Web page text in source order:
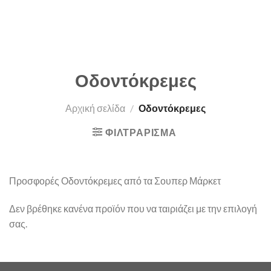
Οδοντόκρεμες
Αρχική σελίδα / Οδοντόκρεμες
ΦΙΛΤΡΆΡΙΣΜΑ
Προσφορές Οδοντόκρεμες από τα Σουπερ Μάρκετ
Δεν βρέθηκε κανένα προϊόν που να ταιριάζει με την επιλογή
σας.